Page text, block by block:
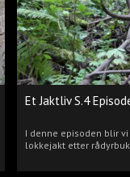
Et Jaktliv S.4
I denne episoden blir
lokkejakt etter